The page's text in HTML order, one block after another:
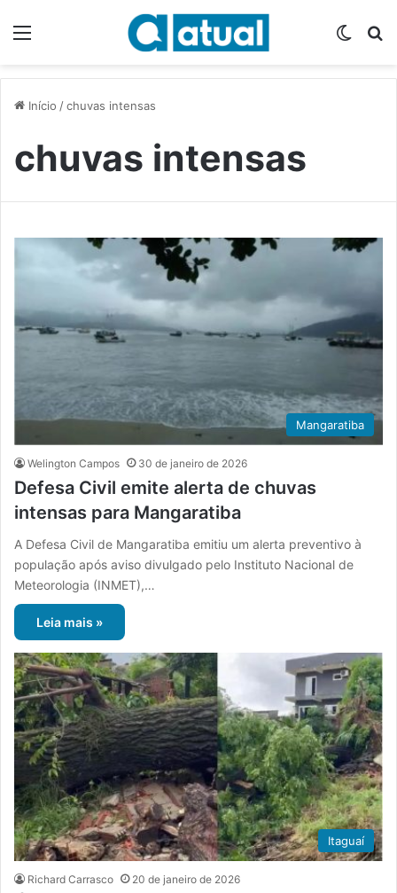
Início /chuvas intensas
chuvas intensas
Mangaratiba
Welington Campos 30 de janeiro de 2026
Defesa Civil emite alerta de chuvas
intensas para Mangaratiba
A Defesa Civil de Mangaratiba emitiu um alerta preventivo à
população após aviso divulgado pelo Instituto Nacional de
Meteorologia (INMET),…
Leia mais »
Itaguaí
Richard Carrasco 20 de janeiro de 2026